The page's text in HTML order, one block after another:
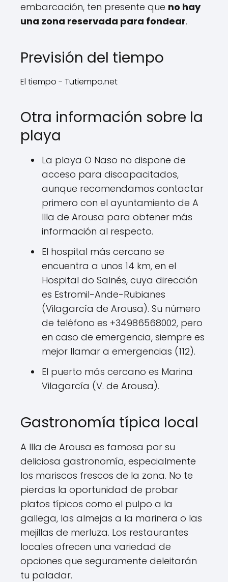
embarcación, ten presente que no hay
una zona reservada para fondear.
Previsión del tiempo
El tiempo - Tutiempo.net
Otra información sobre la
playa
La playa O Naso no dispone de
acceso para discapacitados,
aunque recomendamos contactar
primero con el ayuntamiento de A
Illa de Arousa para obtener más
información al respecto.
El hospital más cercano se
encuentra a unos 14 km, en el
Hospital do Salnés, cuya dirección
es Estromil-Ande-Rubianes
(Vilagarcía de Arousa). Su número
de teléfono es +34986568002, pero
en caso de emergencia, siempre es
mejor llamar a emergencias (112).
El puerto más cercano es Marina
Vilagarcía (V. de Arousa).
Gastronomía típica local
A Illa de Arousa es famosa por su
deliciosa gastronomía, especialmente
los mariscos frescos de la zona. No te
pierdas la oportunidad de probar
platos típicos como el pulpo a la
gallega, las almejas a la marinera o las
mejillas de merluza. Los restaurantes
locales ofrecen una variedad de
opciones que seguramente deleitarán
tu paladar.